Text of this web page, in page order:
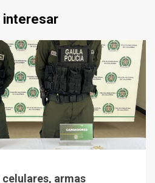
interesar
armas